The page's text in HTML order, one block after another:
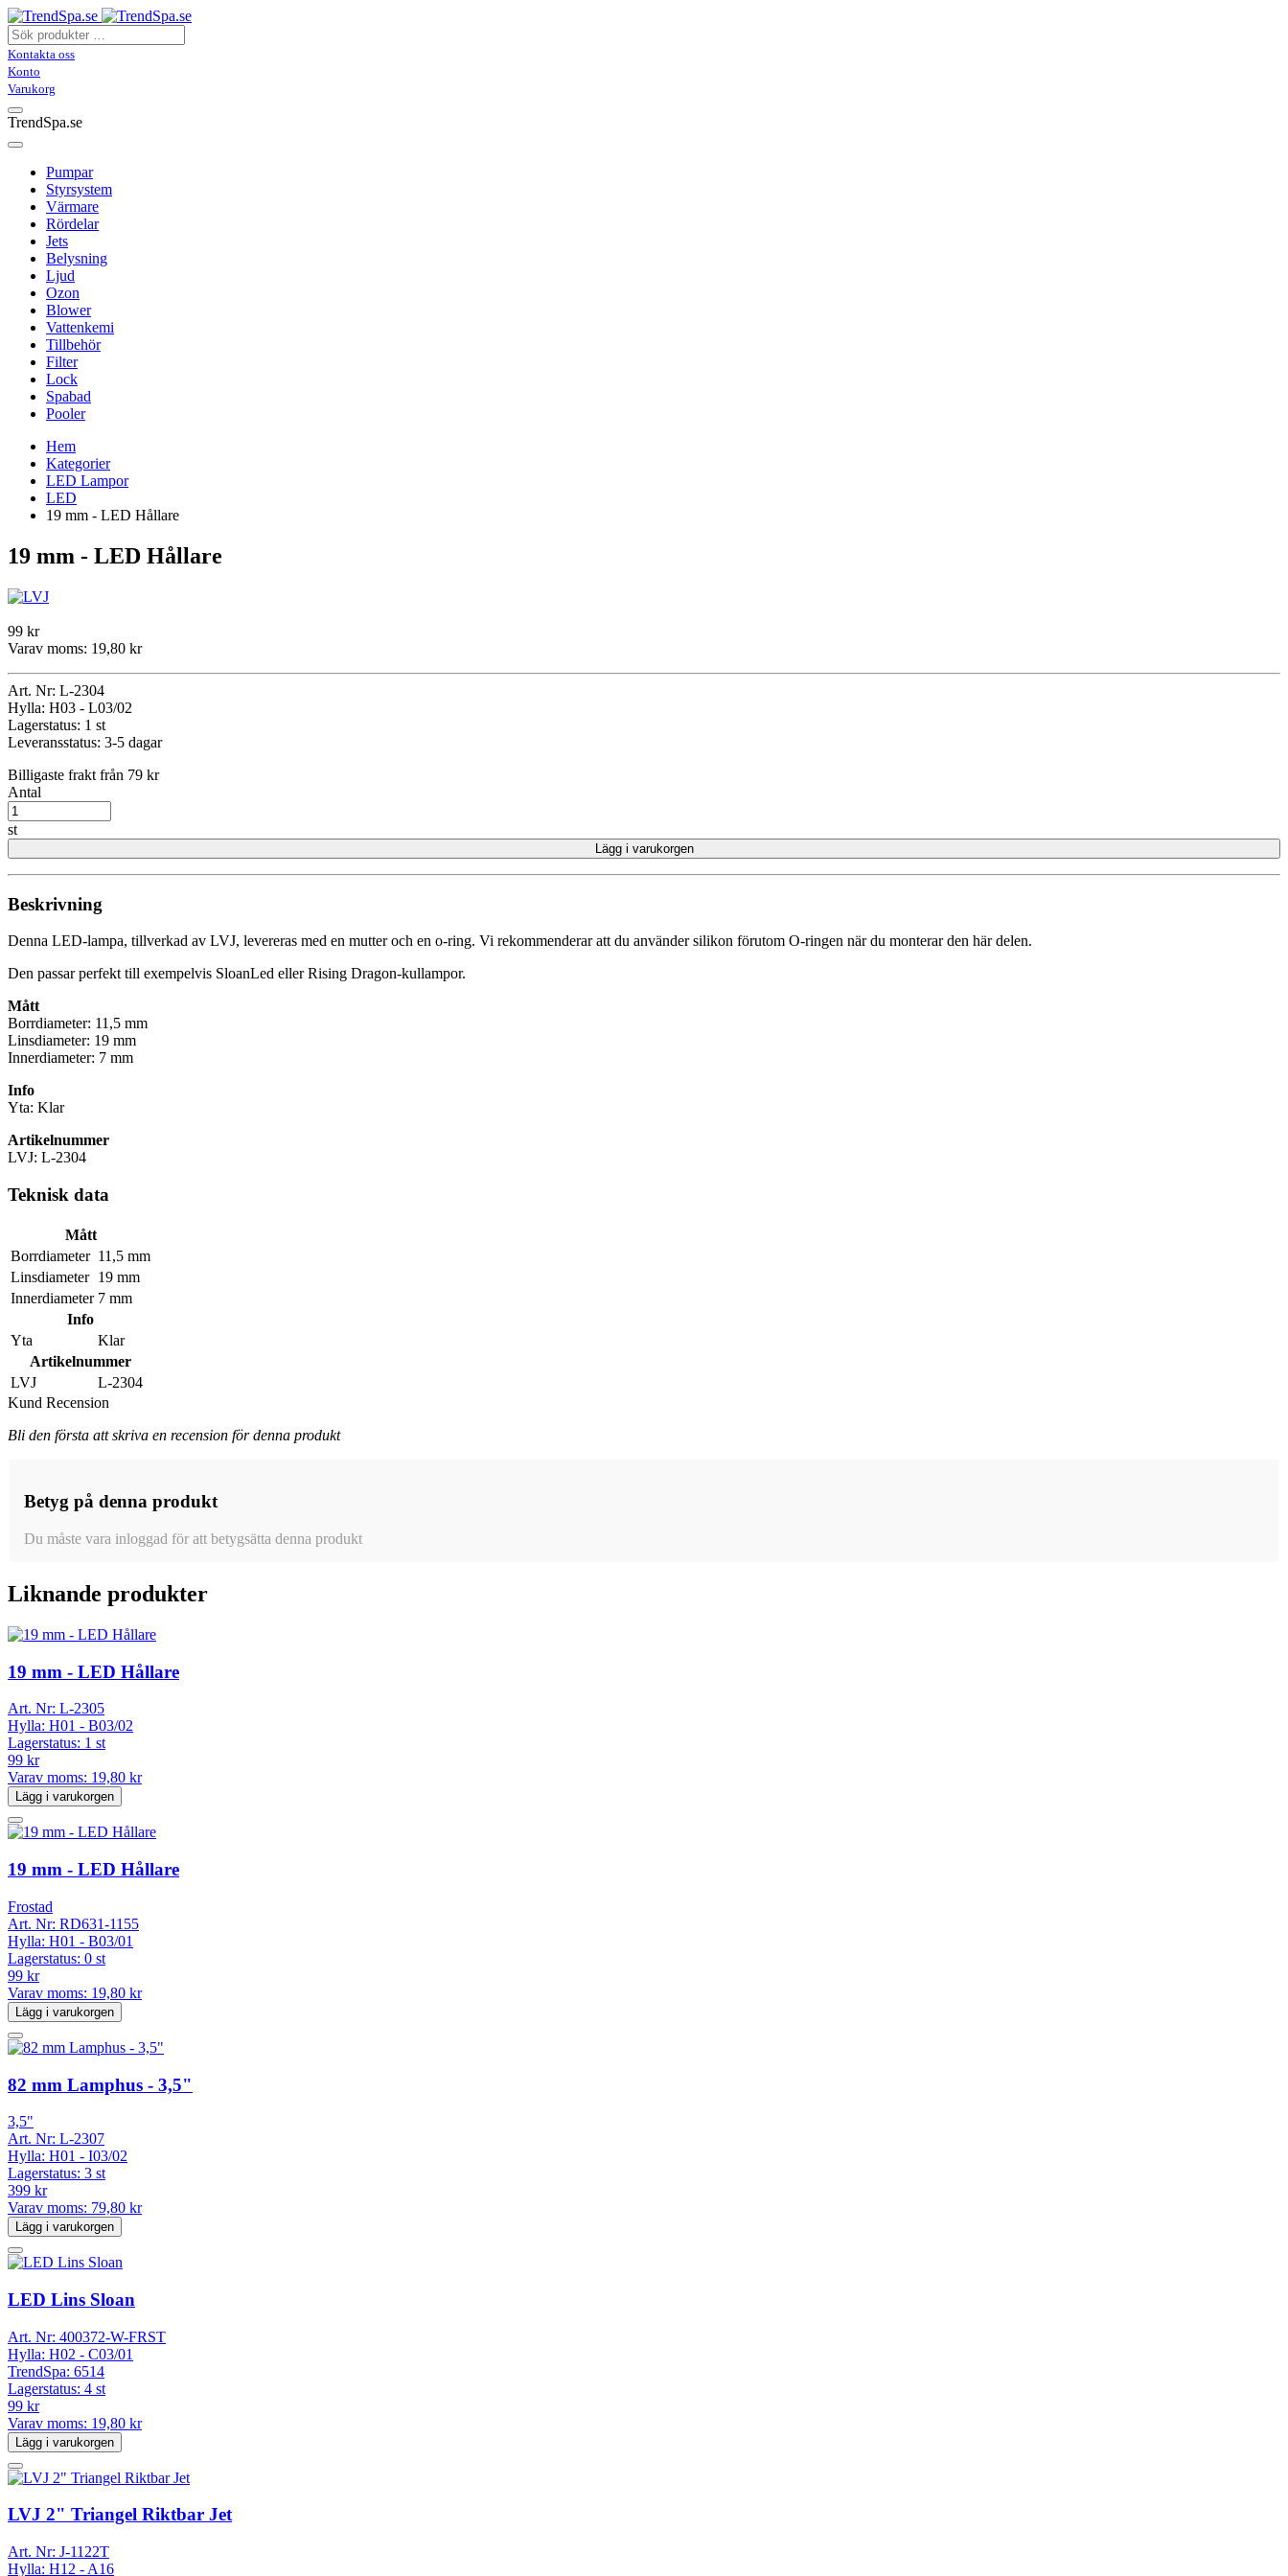
Kontakta oss
Konto
Varukorg
TrendSpa.se
Pumpar
Styrsystem
Värmare
Rördelar
Jets
Belysning
Ljud
Ozon
Blower
Vattenkemi
Tillbehör
Filter
Lock
Spabad
Pooler
Hem
Kategorier
LED Lampor
LED
19 mm - LED Hållare
19 mm - LED Hållare
99 kr
Varav moms: 19,80 kr
Art. Nr: L-2304
Hylla: H03 - L03/02
Lagerstatus: 1 st
Leveransstatus: 3-5 dagar
Billigaste frakt från 79 kr
Antal
st
Lägg i varukorgen
Beskrivning
Denna LED-lampa, tillverkad av LVJ, levereras med en mutter och en o-ring. Vi rekommenderar att du använder silikon förutom O-ringen när du monterar den här delen.
Den passar perfekt till exempelvis SloanLed eller Rising Dragon-kullampor.
Mått
Borrdiameter: 11,5 mm
Linsdiameter: 19 mm
Innerdiameter: 7 mm
Info
Yta: Klar
Artikelnummer
LVJ: L-2304
Teknisk data
Mått
Borrdiameter 11,5 mm
Linsdiameter 19 mm
Innerdiameter 7 mm
Info
Yta
Klar
Artikelnummer
LVJ
L-2304
Kund Recension
Bli den första att skriva en recension för denna produkt
Betyg på denna produkt
Du måste vara inloggad för att betygsätta denna produkt
Liknande produkter
19 mm - LED Hållare
Art. Nr: L-2305
Hylla: H01 - B03/02
Lagerstatus: 1 st
99 kr
Varav moms: 19,80 kr
Lägg i varukorgen
19 mm - LED Hållare
Frostad
Art. Nr: RD631-1155
Hylla: H01 - B03/01
Lagerstatus: 0 st
99 kr
Varav moms: 19,80 kr
Lägg i varukorgen
82 mm Lamphus - 3,5"
3,5"
Art. Nr: L-2307
Hylla: H01 - I03/02
Lagerstatus: 3 st
399 kr
Varav moms: 79,80 kr
Lägg i varukorgen
LED Lins Sloan
Art. Nr: 400372-W-FRST
Hylla: H02 - C03/01
TrendSpa: 6514
Lagerstatus: 4 st
99 kr
Varav moms: 19,80 kr
Lägg i varukorgen
LVJ 2" Triangel Riktbar Jet
Art. Nr: J-1122T
Hylla: H12 - A16